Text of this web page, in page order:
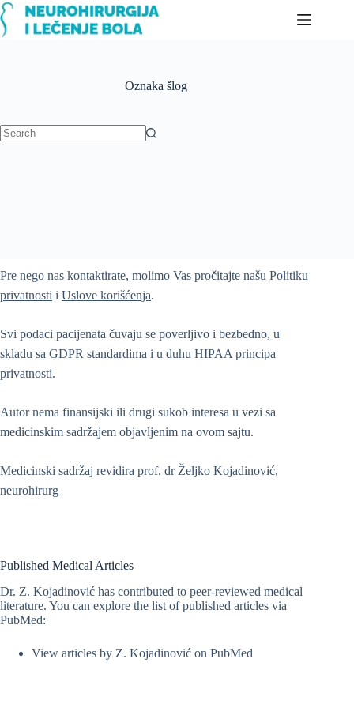
Skip
to
content
Oznaka šlog
Pre nego nas kontaktirate, molimo Vas pročitajte našu Politiku
privatnosti i Uslove korišćenja.
Svi podaci pacijenata čuvaju se poverljivo i bezbedno, u
skladu sa GDPR standardima i u duhu HIPAA principa
privatnosti.
Autor nema finansijski ili drugi sukob interesa u vezi sa
medicinskim sadržajem objavljenim na ovom sajtu.
Medicinski sadržaj revidira prof. dr Željko Kojadinović,
neurohirurg
Published Medical Articles
Dr. Z. Kojadinović has contributed to peer-reviewed medical
literature. You can explore the list of published articles via
PubMed:
View articles by Z. Kojadinović on PubMed